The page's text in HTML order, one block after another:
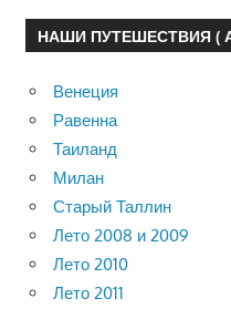
НАШИ ПУТЕШЕСТВИЯ (
Венеция
Равенна
Таиланд
Милан
Старый Таллин
Лето 2008 и 2009
Лето 2010
Лето 2011